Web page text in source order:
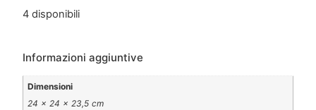
4 disponibili
Informazioni aggiuntive
Dimensioni
24 × 24 × 23,5 cm